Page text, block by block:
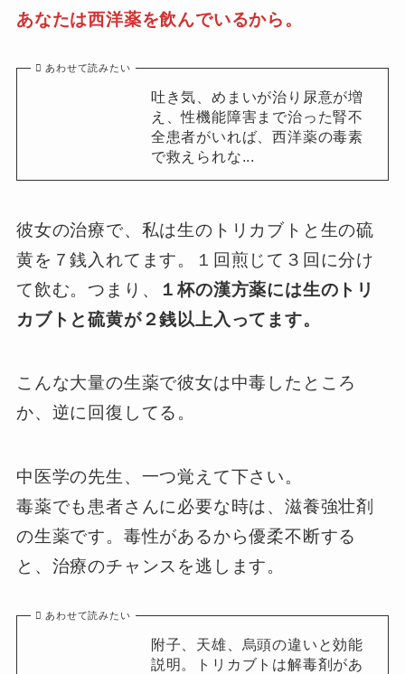
あなたは西洋薬を飲んでいるから。
あわせて読みたい
吐き気、めまいが治り尿意が増
え、性機能障害まで治った腎不
全患者がいれば、西洋薬の毒素
で救えられな...
彼女の治療で、私は生のトリカブトと生の硫
黄を７銭入れてます。１回煎じて３回に分け
て飲む。つまり、
１杯の漢方薬には生のトリ
カブトと硫黄が２銭以上入ってます。
こんな大量の生薬で彼女は中毒したところ
か、逆に回復してる。
中医学の先生、一つ覚えて下さい。
毒薬でも患者さんに必要な時は、滋養強壮剤
の生薬です。毒性があるから優柔不断する
と、治療のチャンスを逃します。
あわせて読みたい
附子、天雄、烏頭の違いと効能
説明。トリカブトは解毒剤があ